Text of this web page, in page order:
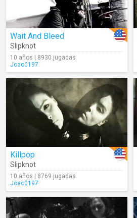
Wait And Bleed
Slipknot
10 años | 8930 jugadas
Joao0197
Killpop
Slipknot
10 años | 8769 jugadas
Joao0197